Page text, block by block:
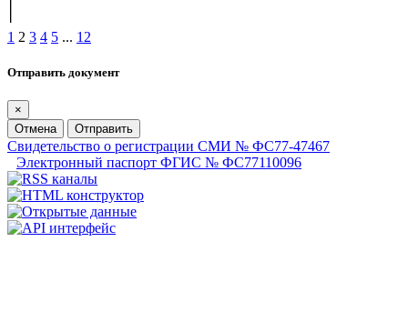
1 2 3 4 5 ... 12
Отправить документ
×
Отмена
Отправить
Свидетельство о регистрации СМИ № ФС77-47467
Электронный паспорт ФГИС № ФС77110096